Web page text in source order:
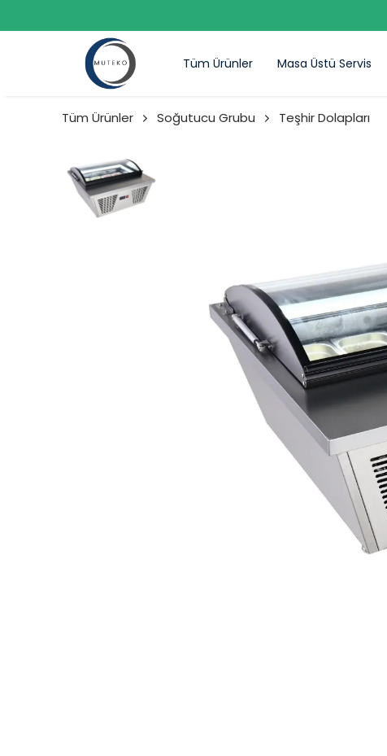
Tüm Ürünler Masa Üstü Servis
Tüm Ürünler Soğutucu Grubu Teşhir Dolapları